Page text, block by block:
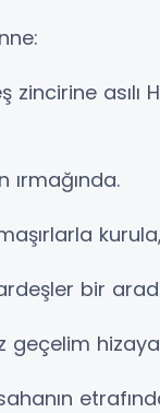
zincirine asılı
ırmağında.
kurula,
bir
geçelim